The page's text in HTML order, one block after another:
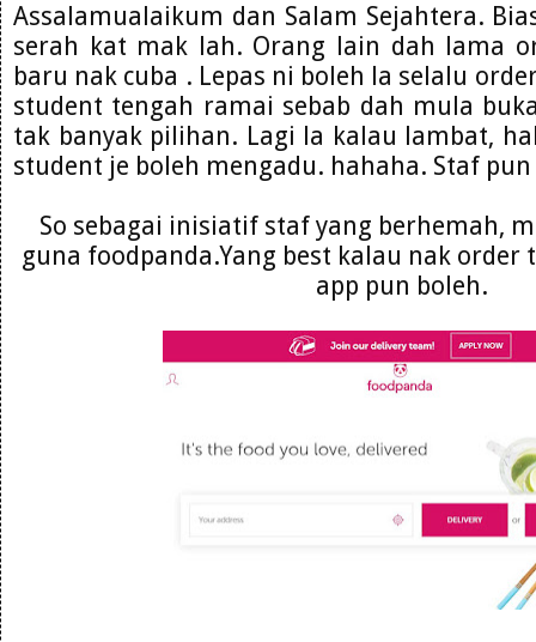
Assalamualaikum dan Salam Sejahtera.
serah kat mak lah. Orang lain dah lama
baru nak cuba . Lepas ni boleh la selalu
student tengah ramai sebab dah mula
tak banyak pilihan. Lagi la kalau lambat,
student je boleh mengadu. hahaha. Staf
So sebagai inisiatif staf yang berhemah,
guna foodpanda.Yang best kalau nak
app pun boleh.